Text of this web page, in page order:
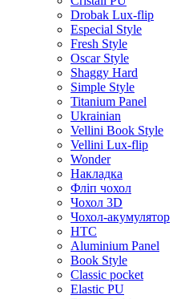
Drobak Lux-flip
Especial Style
Fresh Style
Oscar Style
Shaggy Hard
Simple Style
Titanium Panel
Ukrainian
Vellini Book Style
Vellini Lux-flip
Wonder
Накладка
Фліп чохол
Чохол 3D
Чохол-акумулятор
HTC
Aluminium Panel
Book Style
Classic pocket
Elastic PU